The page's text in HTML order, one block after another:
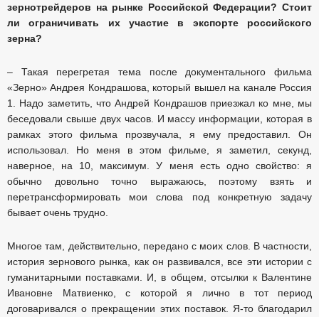
зернотрейдеров на рынке Российской Федерации? Стоит
ли ограничивать их участие в экспорте российского
зерна?
– Такая перегретая тема после документального фильма
«Зерно» Андрея Кондрашова, который вышел на канале Россия
1. Надо заметить, что Андрей Кондрашов приезжал ко мне, мы
беседовали свыше двух часов. И массу информации, которая в
рамках этого фильма прозвучала, я ему предоставил. Он
использовал. Но меня в этом фильме, я заметил, секунд,
наверное, на 10, максимум. У меня есть одно свойство: я
обычно довольно точно выражаюсь, поэтому взять и
перетрансформировать мои слова под конкретную задачу
бывает очень трудно.
Многое там, действительно, передано с моих слов. В частности,
история зернового рынка, как он развивался, все эти истории с
гуманитарными поставками. И, в общем, отсылки к Валентине
Ивановне Матвиенко, с которой я лично в тот период
договаривался о прекращении этих поставок. Я-то благодарил